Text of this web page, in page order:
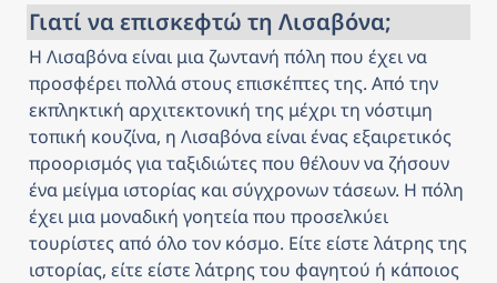
Γιατί να επισκεφτώ τη Λισαβόνα;
Η Λισαβόνα είναι μια ζωντανή πόλη που έχει να
προσφέρει πολλά στους επισκέπτες της. Από την
εκπληκτική αρχιτεκτονική της μέχρι τη νόστιμη
τοπική κουζίνα, η Λισαβόνα είναι ένας εξαιρετικός
προορισμός για ταξιδιώτες που θέλουν να ζήσουν
ένα μείγμα ιστορίας και σύγχρονων τάσεων. Η πόλη
έχει μια μοναδική γοητεία που προσελκύει
τουρίστες από όλο τον κόσμο. Είτε είστε λάτρης της
ιστορίας, είτε είστε λάτρης του φαγητού ή κάποιος